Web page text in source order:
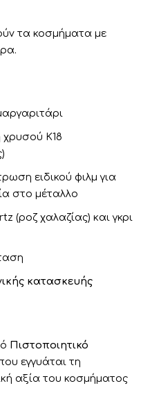
τα κοσμήματα με
Κ18
ειδικού φιλμ για
στο μέταλλο
(ροζ χαλαζίας) και γκρι
κατασκευής
Πιστοποιητικό
εγγυάται τη
αξία του κοσμήματος